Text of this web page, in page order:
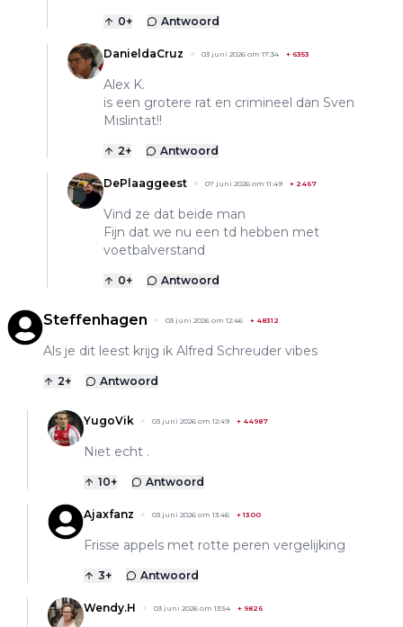
0+ Antwoord
DanieldaCruz 03 juni 2026 om 17:34 + 6353
Alex K.
is een grotere rat en crimineel dan Sven
Mislintat!!
2+ Antwoord
DePlaaggeest 07 juni 2026 om 11:49 + 2467
Vind ze dat beide man
Fijn dat we nu een td hebben met
voetbalverstand
0+ Antwoord
Steffenhagen 03 juni 2026 om 12:46 + 48312
Als je dit leest krijg ik Alfred Schreuder vibes
2+ Antwoord
YugoVik 03 juni 2026 om 12:49 + 44987
Niet echt .
10+ Antwoord
Ajaxfanz 03 juni 2026 om 13:46 +1300
Frisse appels met rotte peren vergelijking
3+ Antwoord
Wendy.H 03 juni 2026 om 13:54 + 9826